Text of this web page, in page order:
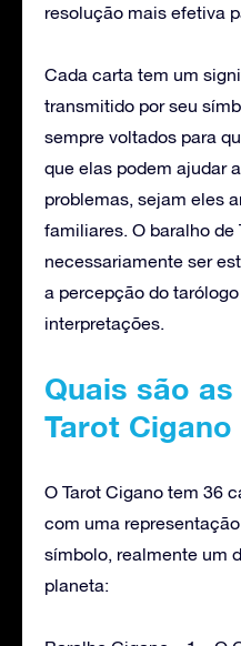
resolução mais efetiva
Cada carta tem um
transmitido por seu
sempre voltados para
que elas podem ajudar
problemas, sejam eles
familiares. O baralho de
necessariamente ser
a percepção do
interpretações.
Quais são
Tarot Cigano
O Tarot Cigano tem 36
com uma
símbolo, realmente um
planeta: